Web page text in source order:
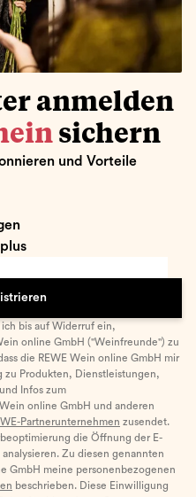
anmelden
sichern
und Vorteile
bis auf Widerruf ein,
online GmbH ("Weinfreunde") zu
die REWE Wein online GmbH mir
zu Produkten, Dienstleistungen,
Infos zum
online GmbH und anderen
Partnerunternehmen zusendet.
die Öffnung der E-
Zu diesen genannten
GmbH meine personenbezogenen
beschrieben. Diese Einwilligung